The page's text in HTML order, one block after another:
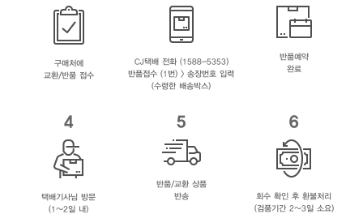
구매처에
교환/반품 접수
CJ택배 전화 (1588-5353)
반품접수 (1번) > 송장번호 입력
(수령한 배송박스)
반품예약
완료
4
택배기사님 방문
(1~2일 내)
5
반품/교환 상품
반송
6
회수 확인 후 환불처리
(검품기간 2~3일 소요)